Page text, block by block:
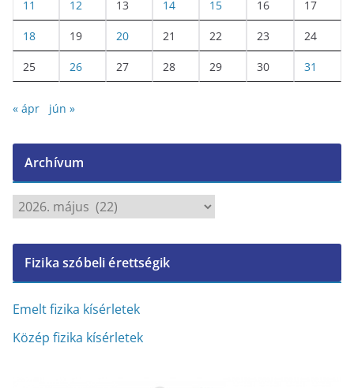
11 12 13 14 15 16 17
18 19 20 21 22 23 24
25 26 27 28 29 30 31
« ápr jún »
Archívum
r
c
í
v
m
Fizika szóbeli érettségik
Emelt fizika kísérletek
Közép fizika kísérletek